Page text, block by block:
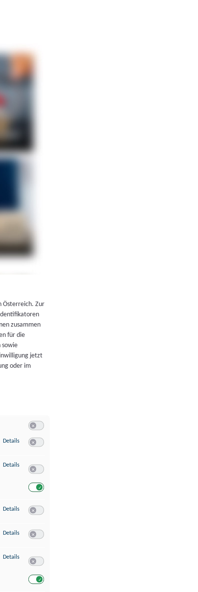
Österreich. Zur
zusammen
für die
sowie
jetzt
oder im
Details zu Speichern von oder Zugriff auf Informationen auf einem Endgerät
Details zu Verwendung reduzierter Daten zur Auswahl von Werbeanzeigen
Details zu Erstellung von Profilen für personalisierte Werbung
Details zu Verwendung von Profilen zur Auswahl personalisierter Werbung
Details zu Messung der Werbeleistung